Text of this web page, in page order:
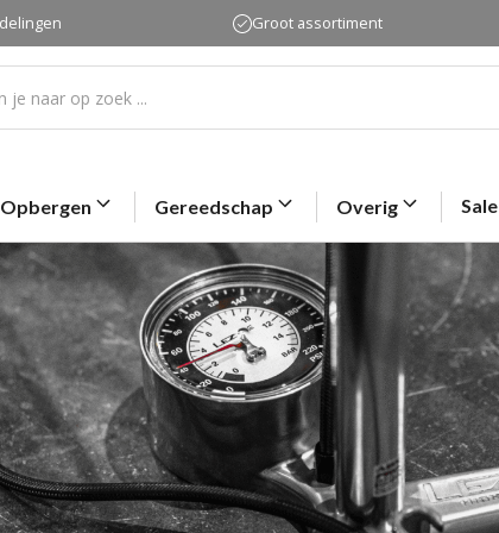
Groot assortiment
Opbergen Gereedschap Overig Sale